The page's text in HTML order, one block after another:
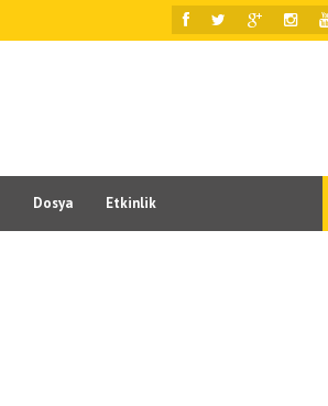
Dosya Etkinlik